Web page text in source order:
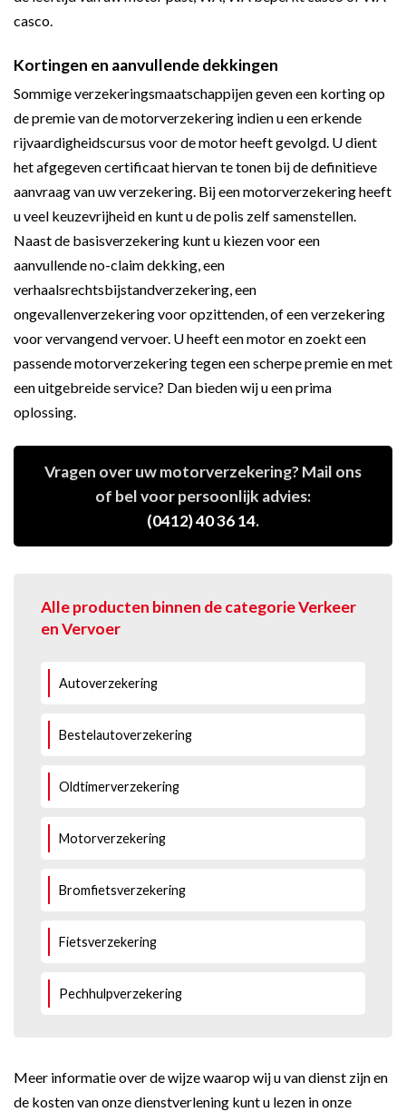
casco.
Kortingen en aanvullende dekkingen
Sommige verzekeringsmaatschappijen geven een korting op
de premie van de motorverzekering indien u een erkende
rijvaardigheidscursus voor de motor heeft gevolgd. U dient
het afgegeven certificaat hiervan te tonen bij de definitieve
aanvraag van uw verzekering. Bij een motorverzekering heeft
u veel keuzevrijheid en kunt u de polis zelf samenstellen.
Naast de basisverzekering kunt u kiezen voor een
aanvullende no-claim dekking, een
verhaalsrechtsbijstandverzekering, een
ongevallenverzekering voor opzittenden, of een verzekering
voor vervangend vervoer. U heeft een motor en zoekt een
passende motorverzekering tegen een scherpe premie en met
een uitgebreide service? Dan bieden wij u een prima
oplossing.
Vragen over uw motorverzekering? Mail ons
of bel voor persoonlijk advies:
(0412) 40 36 14.
Alle producten binnen de categorie Verkeer
en Vervoer
Autoverzekering
Bestelautoverzekering
Oldtimerverzekering
Motorverzekering
Bromfietsverzekering
Fietsverzekering
Pechhulpverzekering
Meer informatie over de wijze waarop wij u van dienst zijn en
de kosten van onze dienstverlening kunt u lezen in onze